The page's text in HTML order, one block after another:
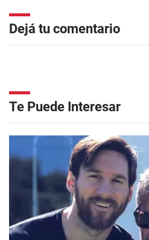
Dejá tu comentario
Te Puede Interesar